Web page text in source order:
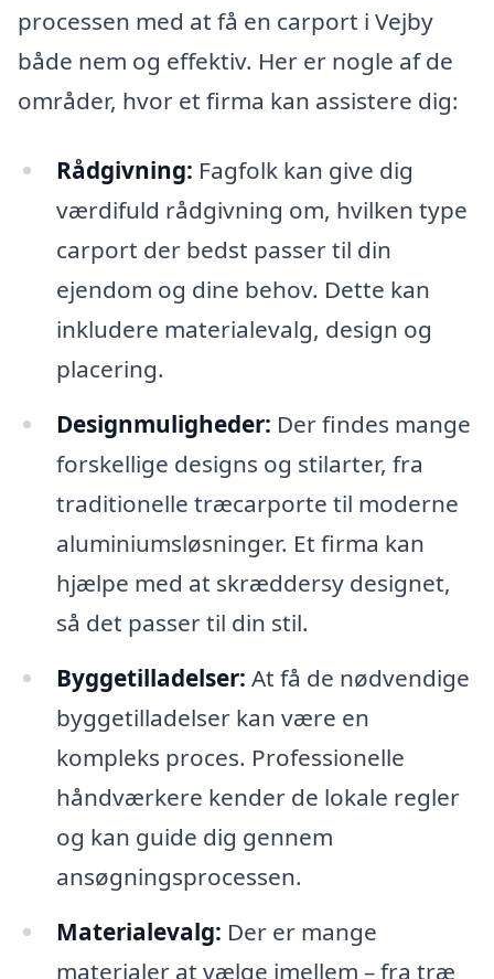
processen med at få en carport i Vejby
både nem og effektiv. Her er nogle af de
områder, hvor et firma kan assistere dig:
Rådgivning: Fagfolk kan give dig
værdifuld rådgivning om, hvilken type
carport der bedst passer til din
ejendom og dine behov. Dette kan
inkludere materialevalg, design og
placering.
Designmuligheder: Der findes mange
forskellige designs og stilarter, fra
traditionelle træcarporte til moderne
aluminiumsløsninger. Et firma kan
hjælpe med at skræddersy designet,
så det passer til din stil.
Byggetilladelser: At få de nødvendige
byggetilladelser kan være en
kompleks proces. Professionelle
håndværkere kender de lokale regler
og kan guide dig gennem
ansøgningsprocessen.
Materialevalg: Der er mange
materialer at vælge imellem – fra træ